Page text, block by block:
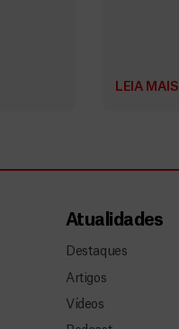
LEIA MAIS
Atualidades
Destaques
Artigos
Vídeos